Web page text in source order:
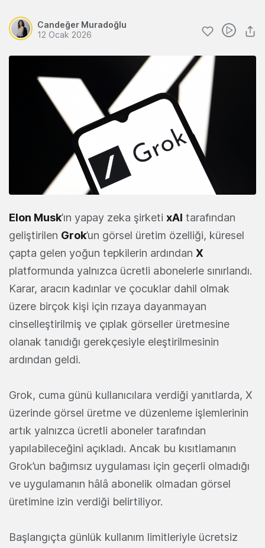
Candeğer Muradoğlu
12 Ocak 2026
Elon Musk’ın yapay zeka şirketi xAI tarafından
geliştirilen Grok’un görsel üretim özelliği, küresel
çapta gelen yoğun tepkilerin ardından X
platformunda yalnızca ücretli abonelerle sınırlandı.
Karar, aracın kadınlar ve çocuklar dahil olmak
üzere birçok kişi için rızaya dayanmayan
cinselleştirilmiş ve çıplak görseller üretmesine
olanak tanıdığı gerekçesiyle eleştirilmesinin
ardından geldi.
Grok, cuma günü kullanıcılara verdiği yanıtlarda, X
üzerinde görsel üretme ve düzenleme işlemlerinin
artık yalnızca ücretli aboneler tarafından
yapılabileceğini açıkladı. Ancak bu kısıtlamanın
Grok’un bağımsız uygulaması için geçerli olmadığı
ve uygulamanın hâlâ abonelik olmadan görsel
üretimine izin verdiği belirtiliyor.
Başlangıçta günlük kullanım limitleriyle ücretsiz